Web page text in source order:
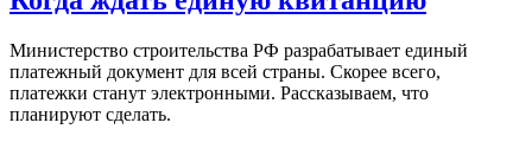
Министерство строительства РФ разрабатывает единый
платежный документ для всей страны. Скорее всего,
платежки станут электронными. Рассказываем, что
планируют сделать.